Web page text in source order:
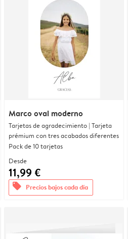
Marco oval moderno
Tarjetas de agradecimiento | Tarjeta
prémium con tres acabados diferentes
Pack de 10 tarjetas
Desde
11,99 €
offers Precios bajos cada día